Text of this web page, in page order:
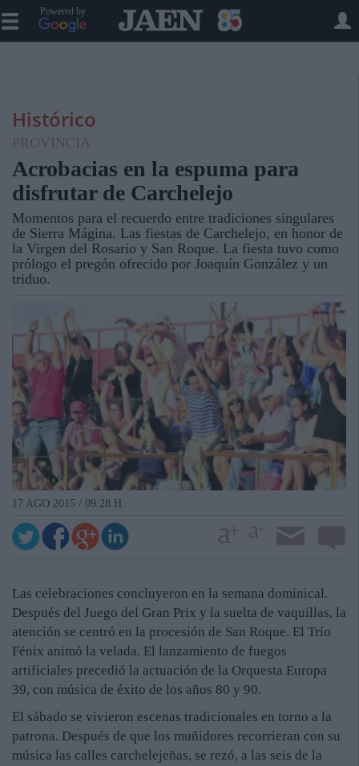
Powered by
Histórico
PROVINCIA
Acrobacias en la espuma para
disfrutar de Carchelejo
Momentos para el recuerdo entre tradiciones singulares
de Sierra Mágina. Las fiestas de Carchelejo, en honor de
la Virgen del Rosario y San Roque. La fiesta tuvo como
prólogo el pregón ofrecido por Joaquín González y un
triduo.
17 AGO 2015 / 09:28 H.
Las celebraciones concluyeron en la semana dominical.
Después del Juego del Gran Prix y la suelta de vaquillas, la
atención se centró en la procesión de San Roque. El Trío
Fénix animó la velada. El lanzamiento de fuegos
artificiales precedió la actuación de la Orquesta Europa
39, con música de éxito de los años 80 y 90.
El sábado se vivieron escenas tradicionales en torno a la
patrona. Después de que los muñidores recorrieran con su
música las calles carchelejeñas, se rezó, a las seis de la